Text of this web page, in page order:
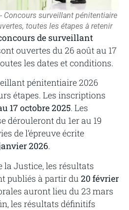
Concours surveillant pénitentiaire
toutes les étapes à retenir
de surveillant
ouvertes du 26 août au 17
les dates et conditions.
pénitentiaire 2026
étapes. Les inscriptions
17 octobre 2025. Les
dérouleront du 1er au 19
de l’épreuve écrite
2026.
la Justice, les résultats
publiés à partir du 20 février
auront lieu du 23 mars
les résultats définitifs